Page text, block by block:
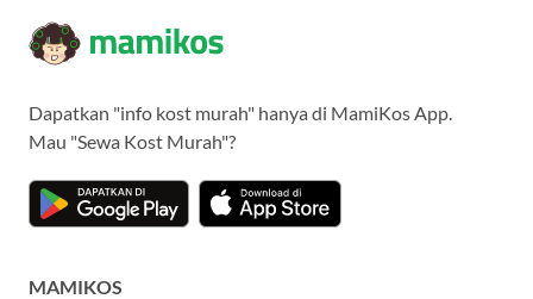
Dapatkan "info kost murah" hanya di MamiKos App.
Mau "Sewa Kost Murah"?
MAMIKOS